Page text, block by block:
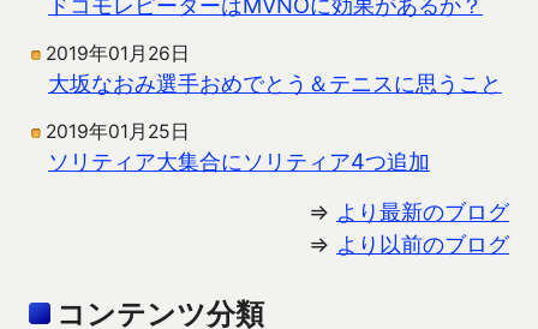
2019年01月26日
大坂なおみ選手おめでとう＆テニスに思うこと
2019年01月25日
ソリティア大集合にソリティア4つ追加
⇒ より最新のブログ
⇒ より以前のブログ
コンテンツ分類